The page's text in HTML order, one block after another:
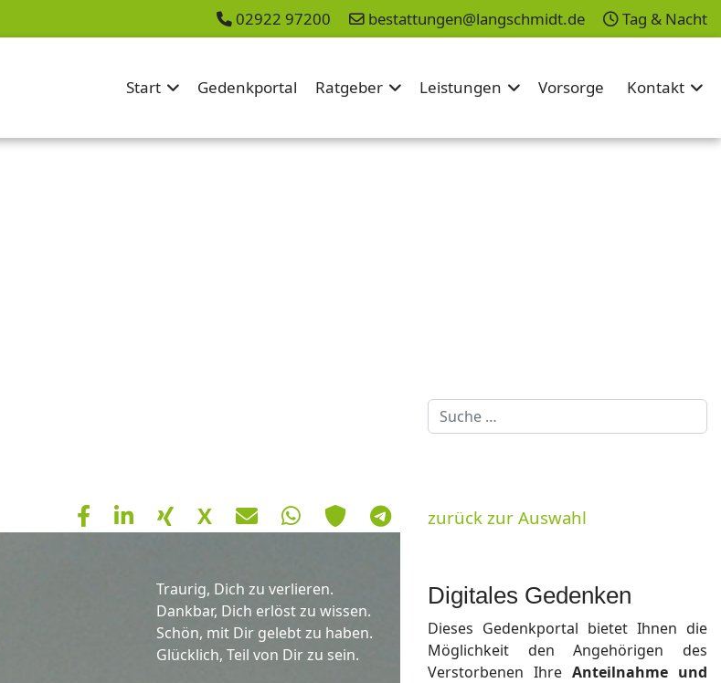
02922 97200 bestattungen@langschmidt.de Tag & Nacht
Start Gedenkportal Ratgeber Leistungen Vorsorge Kontakt
Suchen
X
Traurig, Dich zu verlieren.
Dankbar, Dich erlöst zu wissen.
Schön, mit Dir gelebt zu haben.
Glücklich, Teil von Dir zu sein.
zurück zur Auswahl
Digitales Gedenken
Dieses Gedenkportal bietet Ihnen die
Möglichkeit den Angehörigen des
Verstorbenen Ihre Anteilnahme und